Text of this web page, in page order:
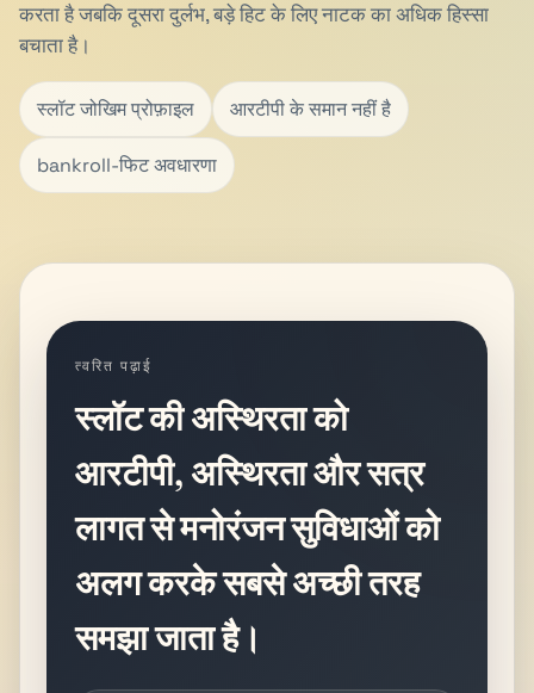
करता है जबकि दूसरा दुर्लभ, बड़े हिट के लिए नाटक का अधिक हिस्सा
बचाता है।
स्लॉट जोखिम प्रोफ़ाइल आरटीपी के समान नहीं है
bankroll-फिट अवधारणा
त्वरित पढ़ाई
स्लॉट की अस्थिरता को
आरटीपी, अस्थिरता और सत्र
लागत से मनोरंजन सुविधाओं को
अलग करके सबसे अच्छी तरह
समझा जाता है।